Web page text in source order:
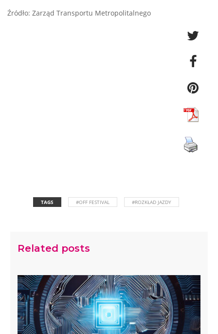
Źródło: Zarząd Transportu Metropolitalnego
TAGS #OFF FESTIVAL #ROZKŁAD JAZDY
Related posts